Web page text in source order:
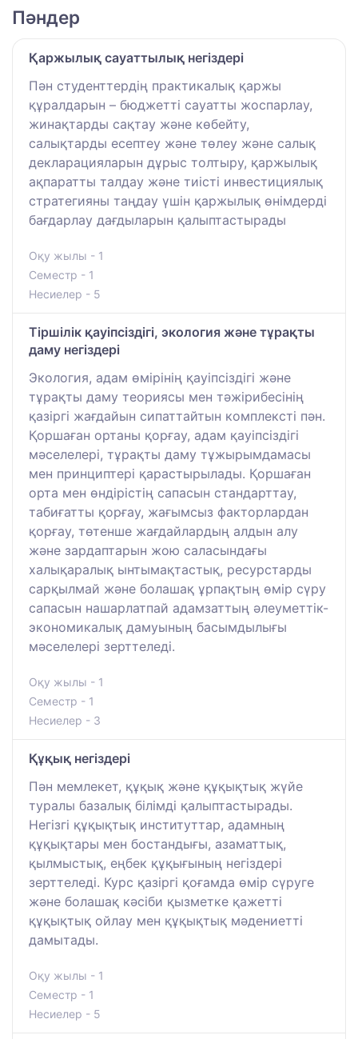
Пәндер
Қаржылық сауаттылық негіздері
Пән студенттердің практикалық қаржы
құралдарын – бюджетті сауатты жоспарлау,
жинақтарды сақтау және көбейту,
салықтарды есептеу және төлеу және салық
декларацияларын дұрыс толтыру, қаржылық
ақпаратты талдау және тиісті инвестициялық
стратегияны таңдау үшін қаржылық өнімдерді
бағдарлау дағдыларын қалыптастырады
Оқу жылы - 1
Семестр - 1
Несиелер - 5
Тіршілік қауіпсіздігі, экология және тұрақты
даму негіздері
Экология, адам өмірінің қауіпсіздігі және
тұрақты даму теориясы мен тәжірибесінің
қазіргі жағдайын сипаттайтын комплексті пән.
Қоршаған ортаны қорғау, адам қауіпсіздігі
мәселелері, тұрақты даму тұжырымдамасы
мен принциптері қарастырылады. Қоршаған
орта мен өндірістің сапасын стандарттау,
табиғатты қорғау, жағымсыз факторлардан
қорғау, төтенше жағдайлардың алдын алу
және зардаптарын жою саласындағы
халықаралық ынтымақтастық, ресурстарды
сарқылмай және болашақ ұрпақтың өмір сүру
сапасын нашарлатпай адамзаттың әлеуметтік-
экономикалық дамуының басымдылығы
мәселелері зерттеледі.
Оқу жылы - 1
Семестр - 1
Несиелер - 3
Құқық негіздері
Пән мемлекет, құқық және құқықтық жүйе
туралы базалық білімді қалыптастырады.
Негізгі құқықтық институттар, адамның
құқықтары мен бостандығы, азаматтық,
қылмыстық, еңбек құқығының негіздері
зерттеледі. Курс қазіргі қоғамда өмір сүруге
және болашақ кәсіби қызметке қажетті
құқықтық ойлау мен құқықтық мәдениетті
дамытады.
Оқу жылы - 1
Семестр - 1
Несиелер - 5